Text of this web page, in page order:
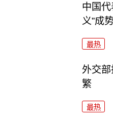
中国
义”成
最热
外交
繁
最热